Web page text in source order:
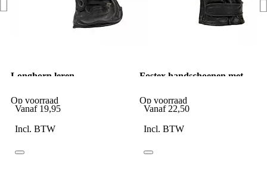
Longhorn leren
Op voorraad
Vanaf 19,95
Incl. BTW
Fostex handschoenen met
Op voorraad
Vanaf 22,50
Incl. BTW